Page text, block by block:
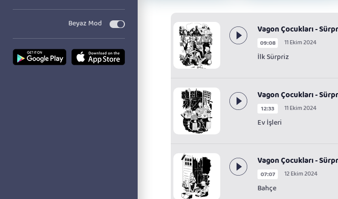
Beyaz Mod Vagon Çocukları -
09:08 11 Ekim 2024
İlk Sürpriz
Vagon Çocukları -
12:33 11 Ekim 2024
Ev İşleri
Vagon Çocukları -
07:07 12 Ekim 2024
Bahçe